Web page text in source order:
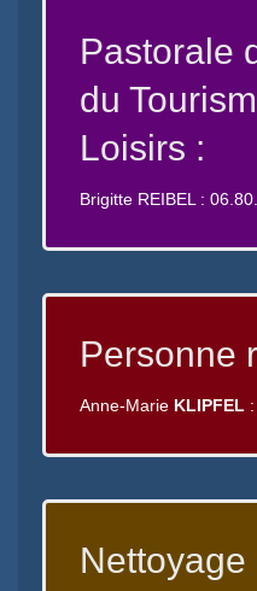
Pastorale
du
Loisirs :
Brigitte REIBEL :
Personne
Anne-Marie KLIPFEL
Nettoyage